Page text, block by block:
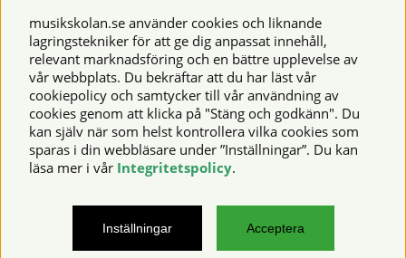
Säkra betalningar
© 2026 Musikskolan. Vi använder cookies -läs mer här
notskrivningsprogram och mycket mer
musikskolan.se använder cookies och liknande
lagringstekniker för att ge dig anpassat innehåll,
relevant marknadsföring och en bättre upplevelse av
vår webbplats. Du bekräftar att du har läst vår
cookiepolicy och samtycker till vår användning av
cookies genom att klicka på "Stäng och godkänn". Du
kan själv när som helst kontrollera vilka cookies som
sparas i din webbläsare under ”Inställningar”. Du kan
läsa mer i vår Integritetspolicy.
Inställningar Acceptera